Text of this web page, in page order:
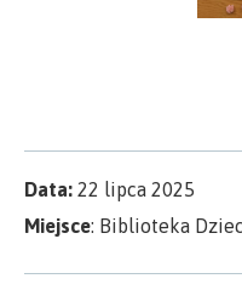
Data: 22 lipca 2025
Miejsce: Biblioteka